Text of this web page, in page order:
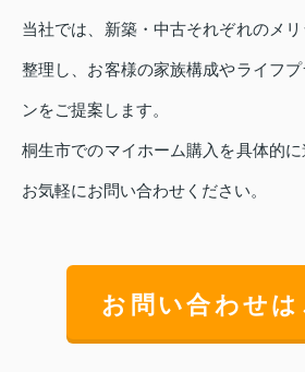
当社では、新築・中古それぞれのメ
整理し、お客様の家族構成やライフ
ンをご提案します。
桐生市でのマイホーム購入を具体的
お気軽にお問い合わせください。
お問い合わせは